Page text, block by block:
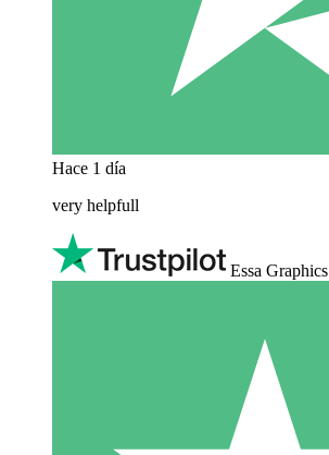
Hace 1 día
very helpfull
Essa Graphics